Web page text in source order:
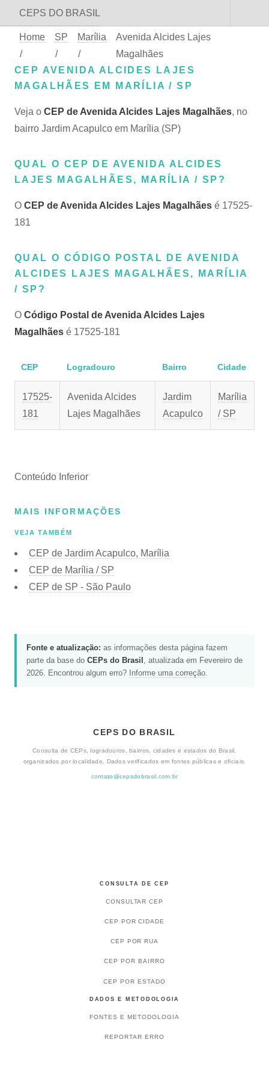
CEPS DO BRASIL
Home
/
SP
/
Marília
/
Avenida Alcides Lajes
Magalhães
CEP AVENIDA ALCIDES LAJES
MAGALHÃES EM MARÍLIA / SP
Veja o CEP de Avenida Alcides Lajes Magalhães, no
bairro Jardim Acapulco em Marília (SP)
QUAL O CEP DE AVENIDA ALCIDES
LAJES MAGALHÃES, MARÍLIA / SP?
O CEP de Avenida Alcides Lajes Magalhães é 17525-
181
QUAL O CÓDIGO POSTAL DE AVENIDA
ALCIDES LAJES MAGALHÃES, MARÍLIA
/ SP?
O Código Postal de Avenida Alcides Lajes
Magalhães é 17525-181
CEP Logradouro Bairro Cidade
17525-
181
Avenida Alcides
Lajes Magalhães
Jardim
Acapulco
Marília
/ SP
Conteúdo Inferior
MAIS INFORMAÇÕES
VEJA TAMBÉM
CEP de Jardim Acapulco, Marília
CEP de Marília / SP
CEP de SP - São Paulo
Fonte e atualização: as informações desta página fazem
parte da base do CEPs do Brasil , atualizada em Fevereiro de
2026. Encontrou algum erro? Informe uma correção.
CEPS DO BRASIL
Consulta de CEPs, logradouros, bairros, cidades e estados do Brasil,
organizados por localidade. Dados verificados em fontes públicas e oficiais.
contato@cepsdobrasil.com.br
CONSULTA DE CEP
CONSULTAR CEP
CEP POR CIDADE
CEP POR RUA
CEP POR BAIRRO
CEP POR ESTADO
DADOS E METODOLOGIA
FONTES E METODOLOGIA
REPORTAR ERRO